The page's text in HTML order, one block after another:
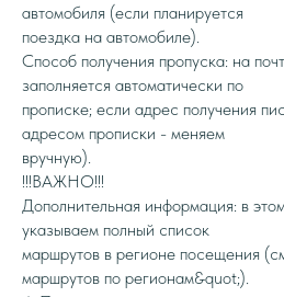
автомобиля (если планируется
поездка на автомобиле).
Способ получения пропуска: на
заполняется автоматически по
прописке; если адрес получения
адресом прописки - меняем
вручную).
!!!ВАЖНО!!!
Дополнительная информация: в
указываем полный список
маршрутов в регионе посещения
маршрутов по регионам&quot;).